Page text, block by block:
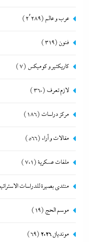
عرب و عالم (2٬289)
فنون (319)
كاريكتير و كوميكس (7)
لازم تعرف (360)
مركز دراسات (186)
مقالات و أراء (566)
ملفات عسكرية(701)
منتدى بصيرة للدراسات
موسم الحج (19)
مونديال 2026 (69)